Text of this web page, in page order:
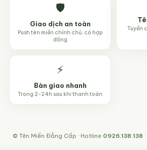
🛡️
Giao dịch an toàn
Push tên miền chính chủ, có hợp
đồng
Tuyển
⚡
Bàn giao nhanh
Trong 2-24h sau khi thanh toán
© Tên Miền Đẳng Cấp · Hotline 0926.138.138 ·